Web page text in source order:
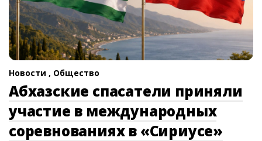
Новости , Общество
Абхазские спасатели приняли
участие в международных
соревнованиях в «Сириусе»